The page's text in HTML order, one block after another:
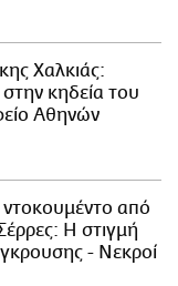
Χαλκιάς:
κηδεία του
Αθηνών
ντοκουμέντο από
Η στιγμή
- Νεκροί